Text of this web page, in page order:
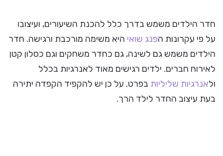
חדר הילדים משמש בדרך כלל להכנת השיעורים, ועיצובו
על פי עקרונות הפנג שואי היא משימה מורכבת ורגישה. חדר
הילדים משמש גם לשינה, גם כחדר משחקים וגם כסלון קטן
לאירוח חברים. ילדים רגישים מאוד לאנרגיות בכלל
ולאנרגיות שליליות בפרט. על כן יש להקפיד הקפדה יתירה
בעת עיצוב החדר לילד הרך.